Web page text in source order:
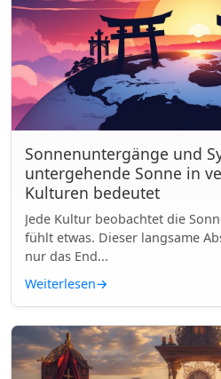
Sonnenuntergänge und
untergehende Sonne in
Kulturen bedeutet
Jede Kultur beobachtet die
fühlt etwas. Dieser langsame
nur das End...
Weiterlesen→